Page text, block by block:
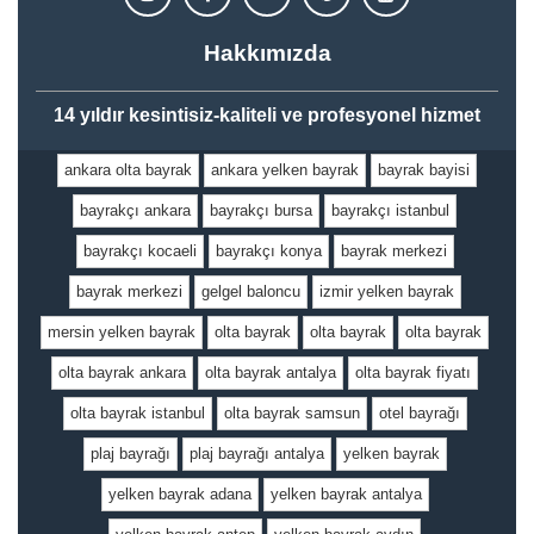
Hakkımızda
14 yıldır kesintisiz-kaliteli ve profesyonel hizmet
ankara olta bayrak ankara yelken bayrak bayrak bayisi
bayrakçı ankara bayrakçı bursa bayrakçı istanbul
bayrakçı kocaeli bayrakçı konya bayrak merkezi
bayrak merkezi gelgel baloncu izmir yelken bayrak
mersin yelken bayrak olta bayrak olta bayrak olta bayrak
olta bayrak ankara olta bayrak antalya olta bayrak fiyatı
olta bayrak istanbul olta bayrak samsun otel bayrağı
plaj bayrağı plaj bayrağı antalya yelken bayrak
yelken bayrak adana yelken bayrak antalya